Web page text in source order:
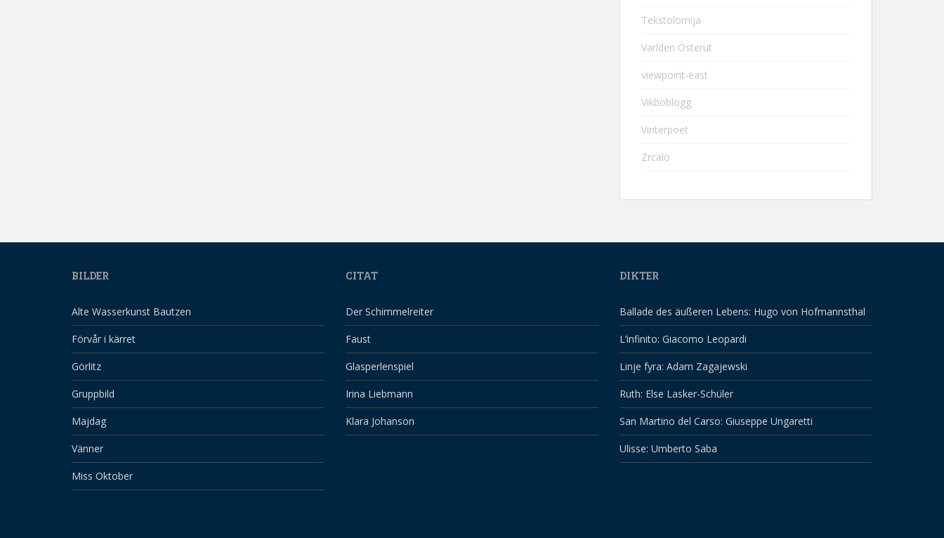
Tekstolomija
Världen Österut
viewpoint-east
Vikboblogg
Vinterpoet
Zrcalo
BILDER
Alte Wasserkunst Bautzen
Förvår i kärret
Görlitz
Gruppbild
Majdag
Vänner
Miss Oktober
CITAT
Der Schimmelreiter
Faust
Glasperlenspiel
Irina Liebmann
Klara Johanson
DIKTER
Ballade des äußeren Lebens: Hugo von Hofmannsthal
L’infinito: Giacomo Leopardi
Linje fyra: Adam Zagajewski
Ruth: Else Lasker-Schüler
San Martino del Carso: Giuseppe Ungaretti
Ulisse: Umberto Saba